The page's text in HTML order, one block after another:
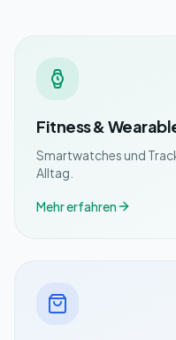
Fitness &
Smartwatches und
Alltag.
Mehr erfahren